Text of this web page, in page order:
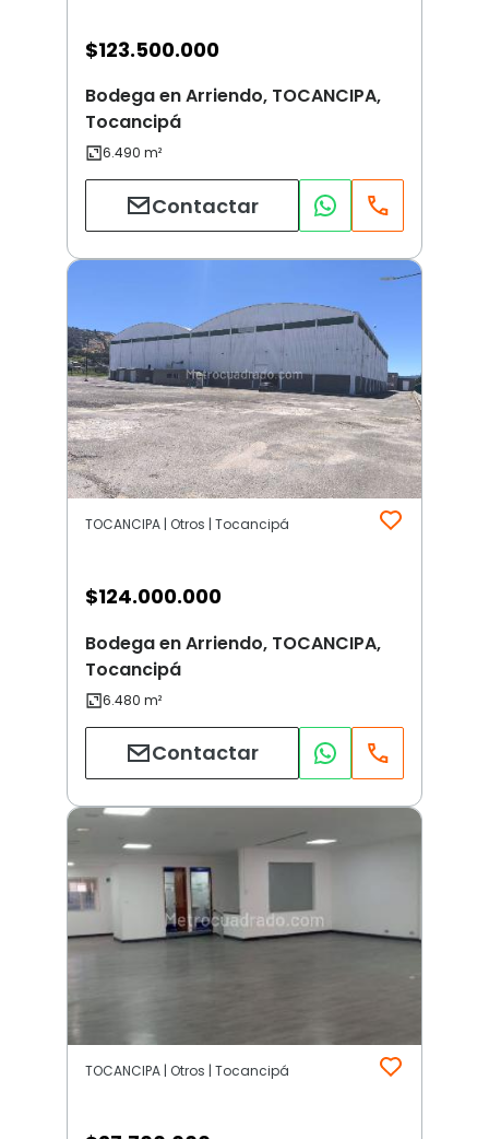
$123.500.000
Bodega en Arriendo, TOCANCIPA,
Tocancipá
Contactar
TOCANCIPA | Otros | Tocancipá
$124.000.000
Bodega en Arriendo, TOCANCIPA,
Tocancipá
Contactar
TOCANCIPA | Otros | Tocancipá